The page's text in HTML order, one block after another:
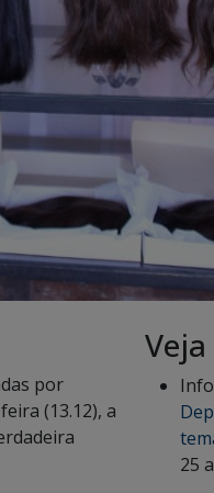
por
(13.12), a
25